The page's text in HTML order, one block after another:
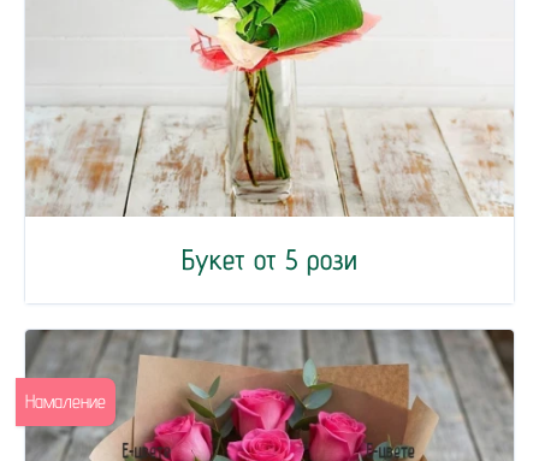
Букет от 5 рози
Намаление